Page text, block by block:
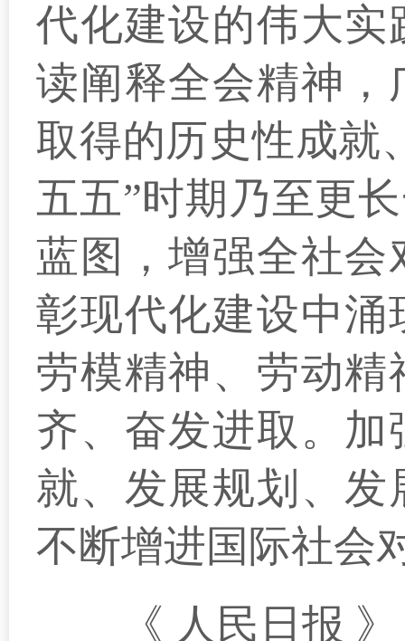
代化建设的伟大
读阐释全会精神
取得的历史性成就
五五”时期乃至更
蓝图，增强全社
彰现代化建设中
劳模精神、劳动
齐、奋发进取。
就、发展规划、
不断增进国际社会
《 人民日报 》